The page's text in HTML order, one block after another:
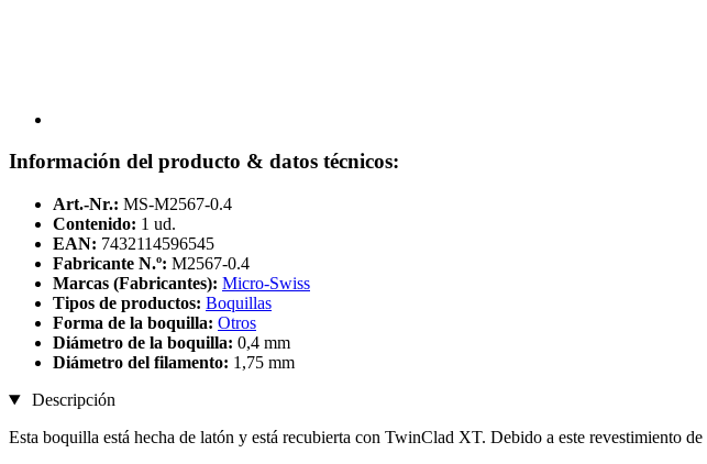
Información del producto & datos técnicos:
Art.-Nr.: MS-M2567-0.4
Contenido: 1 ud.
EAN: 7432114596545
Fabricante N.º: M2567-0.4
Marcas (Fabricantes): Micro-Swiss
Tipos de productos: Boquillas
Forma de la boquilla: Otros
Diámetro de la boquilla: 0,4 mm
Diámetro del filamento: 1,75 mm
Descripción
Esta boquilla está hecha de latón y está recubierta con TwinClad XT. Debido a este revestimiento